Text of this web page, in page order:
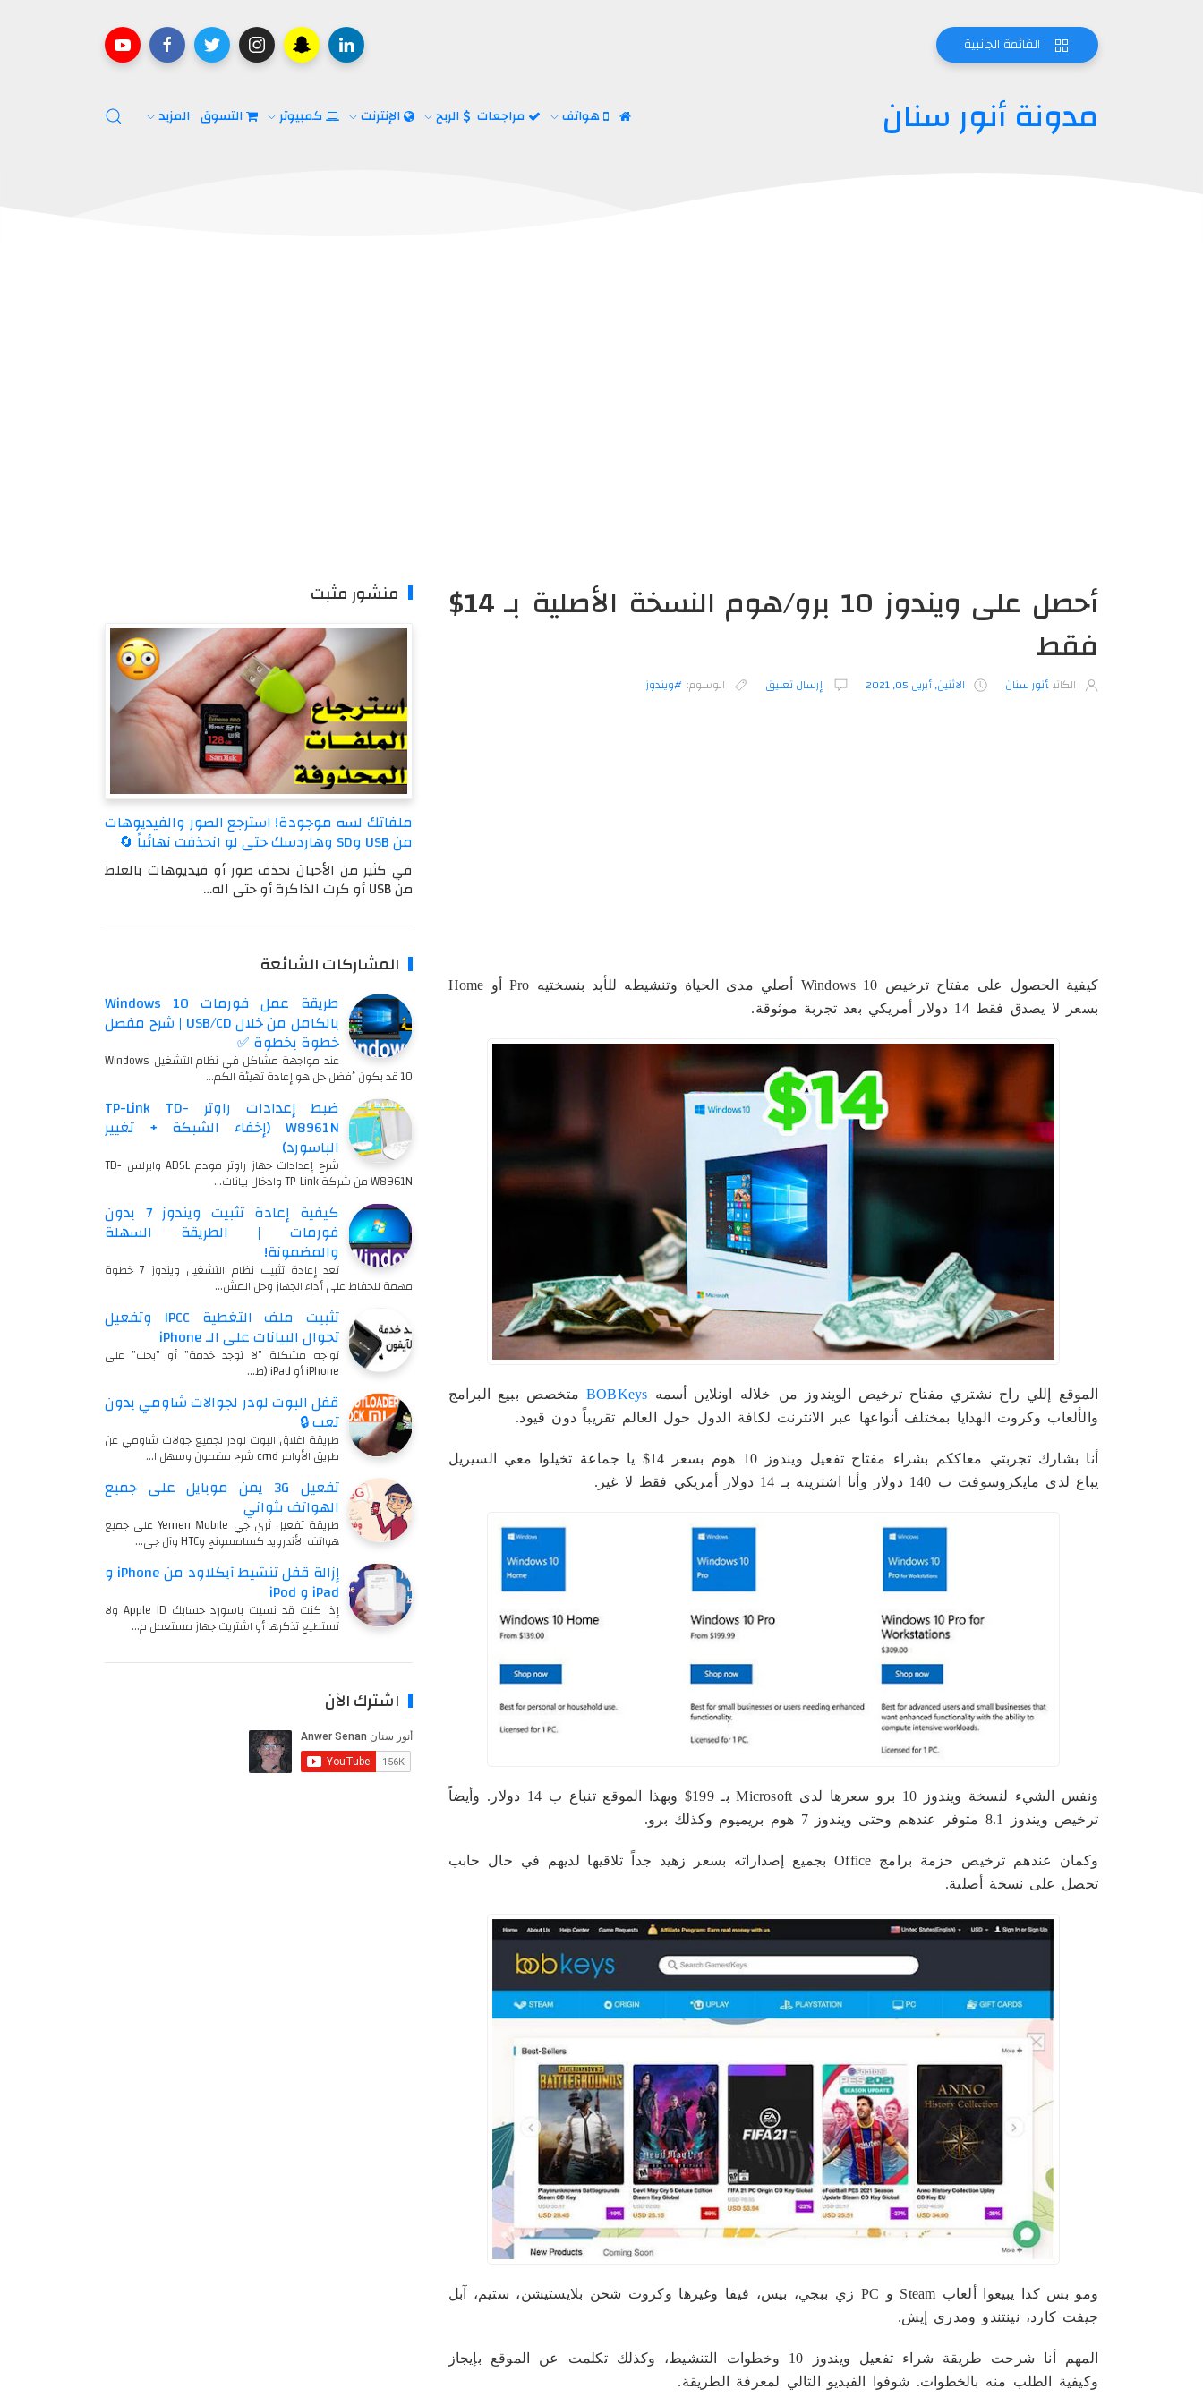
القائمة الجانبية
مدونة أنور سنان هواتف مراجعات الربح الإنترنت كمبيوتر التسوق المزيد
أحصل على ويندوز 10 برو/هوم النسخة الأصلية بـ 14$
فقط
الكاتب أنور سنان الاثنين, أبريل 05, 2021 إرسال تعليق الوسوم: #ويندوز
كيفية الحصول على مفتاح ترخيص Windows 10 أصلي مدى الحياة وتنشيطه للأبد بنسختيه Pro أو Home
بسعر لا يصدق فقط 14 دولار أمريكي بعد تجربة موثوقة.
الموقع إللي راح نشتري مفتاح ترخيص الويندوز من خلاله اونلاين أسمه BOBKeysمتخصص ببيع البرامج
والألعاب وكروت الهدايا بمختلف أنواعها عبر الانترنت لكافة الدول حول العالم تقريباً دون قيود.
أنا بشارك تجربتي معاككم بشراء مفتاح تفعيل ويندوز 10 هوم بسعر 14$ يا جماعة تخيلوا معي السيريل
يباع لدى مايكروسوفت ب 140 دولار وأنا اشتريته بـ 14 دولار أمريكي فقط لا غير.
ونفس الشيء لنسخة ويندوز 10 برو سعرها لدى Microsoft بـ 199$ وبهذا الموقع تنباع ب 14 دولار. وأيضاً
ترخيص ويندوز 8.1 متوفر عندهم وحتى ويندوز 7 هوم بريميوم وكذلك برو.
وكمان عندهم ترخيص حزمة برامج Office بجميع إصداراته بسعر زهيد جداً تلاقيها لديهم في حال حابب
تحصل على نسخة أصلية.
ومو بس كذا يبيعوا ألعاب Steam و PC زي ببجي، بيس، فيفا وغيرها وكروت شحن بلايستيشن، ستيم، آبل
جيفت كارد، نينتندو ومدري إيش.
المهم أنا شرحت طريقة شراء تفعيل ويندوز 10 وخطوات التنشيط، وكذلك تكلمت عن الموقع بإيجاز
وكيفية الطلب منه بالخطوات. شوفوا الفيديو التالي لمعرفة الطريقة.
منشور مثبت
ملفاتك لسه موجودة! استرجع الصور والفيديوهات
من USB وSD وهاردسك حتى لو انحذفت نهائياً 🔄
في كثير من الأحيان نحذف صور أو فيديوهات بالغلط
من USB أو كرت الذاكرة أو حتى اله…
المشاركات الشائعة
طريقة عمل فورمات Windows 10
بالكامل من خلال USB/CD | شرح مفصل
خطوة بخطوة ✅
عند مواجهة مشاكل في نظام التشغيل Windows
10 قد يكون أفضل حل هو إعادة تهيئة الكم…
ضبط إعدادات راوتر TP-Link TD-
W8961N (إخفاء الشبكة + تغيير
الباسورد)
شرح إعدادات جهاز راوتر مودم ADSL وايرلس TD-
W8961N من شركة TP-Link وادخال بيانات…
كيفية إعادة تثبيت ويندوز 7 بدون
فورمات | الطريقة السهلة
والمضمونة!
تعد إعادة تثبيت نظام التشغيل ويندوز 7 خطوة
مهمة للحفاظ على أداء الجهاز وحل المش…
تثبيت ملف التغطية IPCC وتفعيل
تجوال البيانات على الـ iPhone
تواجه مشكلة "لا توجد خدمة" أو "بحث" على
iPhone أو iPad (ط…
قفل البوت لودر لجوالات شاومي بدون
تعب 🔒
طريقة اغلاق البوت لودر لجميع جولات شاومي عن
طريق الأوامر cmd شرح مضمون وسهل ا…
تفعيل 3G يمن موبايل على جميع
الهواتف بثواني
طريقة تفعيل ثري جي Yemen Mobile على جميع
هواتف الأندرويد كسامسونج وHTC وآل جي…
إزالة قفل تنشيط آيكلاود من iPhone و
iPad و iPod
إذا كنت قد نسيت باسورد حسابك Apple ID ولا
تستطيع تذكرها أو اشتريت جهاز مستعمل م…
اشترك الآن